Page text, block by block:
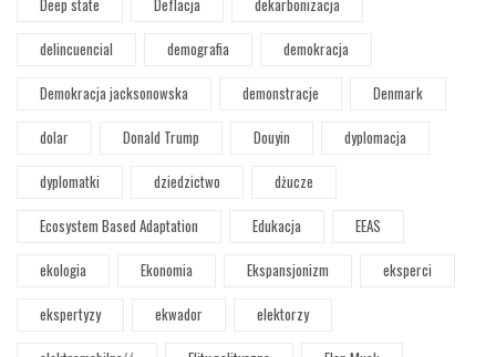
Deep state Deflacja
dekarbonizacja
delincuencial
demografia
demokracja
Demokracja jacksonowska
demonstracje
Denmark
dolar
Donald Trump Douyin
dyplomacja
dyplomatki
dziedzictwo
dżucze
Ecosystem Based Adaptation
Edukacja
EEAS
ekologia
Ekonomia Ekspansjonizm
eksperci
ekspertyzy
ekwador
elektorzy